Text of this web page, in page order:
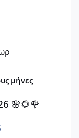
μήνες
🌸🌻🌹